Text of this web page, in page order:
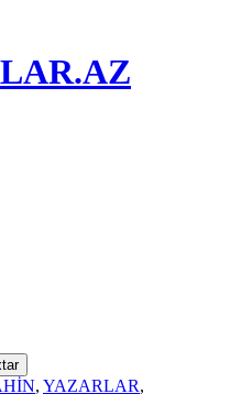
, YAZARLAR,